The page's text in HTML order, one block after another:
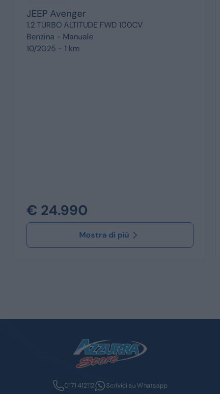
JEEP Avenger
1.2 TURBO ALTITUDE FWD 100CV
Benzina - Manuale
10/2025 - 1 km
€ 24.990
Mostra di più
0171 412112 Scrivici su Whatsapp